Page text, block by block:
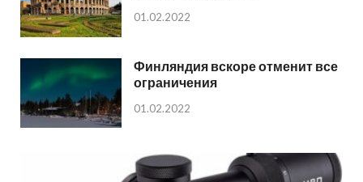
01.02.2022
Финляндия вскоре отменит все
ограничения
01.02.2022